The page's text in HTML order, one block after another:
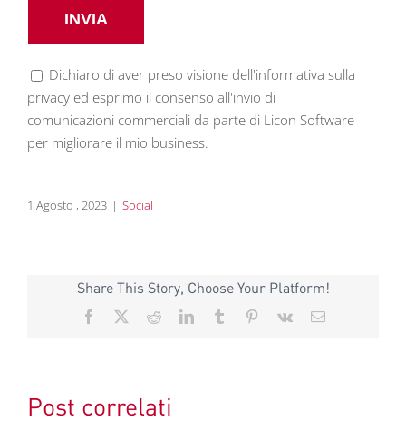
Dichiaro di aver preso visione dell'informativa sulla
privacy ed esprimo il consenso all'invio di
comunicazioni commerciali da parte di Licon Software
per migliorare il mio business.
1 Agosto , 2023 | Social
Share This Story, Choose Your Platform!
Facebook RedditLinkedInTumblr Pinterest
Vk Email
Post correlati